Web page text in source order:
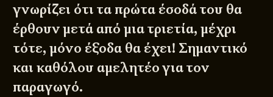
γνωρίζει ότι τα πρώτα έσοδά του θα
έρθουν μετά από μια τριετία, μέχρι
τότε, μόνο έξοδα θα έχει! Σημαντικό
και καθόλου αμελητέο για τον
παραγωγό.